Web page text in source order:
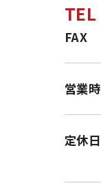
TEL
FAX
営業
定休日